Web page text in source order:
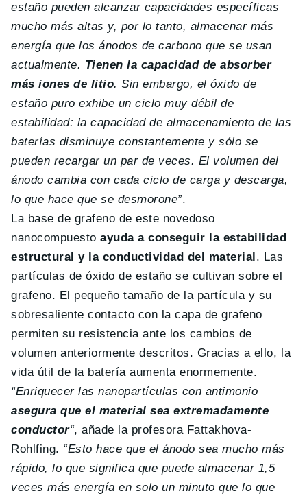
estaño pueden alcanzar capacidades específicas
mucho más altas y, por lo tanto, almacenar más
energía que los ánodos de carbono que se usan
actualmente. Tienen la capacidad de absorber
más iones de litio. Sin embargo, el óxido de
estaño puro exhibe un ciclo muy débil de
estabilidad: la capacidad de almacenamiento de las
baterías disminuye constantemente y sólo se
pueden recargar un par de veces. El volumen del
ánodo cambia con cada ciclo de carga y descarga,
lo que hace que se desmorone”.
La base de grafeno de este novedoso
nanocompuesto ayuda a conseguir la estabilidad
estructural y la conductividad del material . Las
partículas de óxido de estaño se cultivan sobre el
grafeno. El pequeño tamaño de la partícula y su
sobresaliente contacto con la capa de grafeno
permiten su resistencia ante los cambios de
volumen anteriormente descritos. Gracias a ello, la
vida útil de la batería aumenta enormemente.
“Enriquecer las nanopartículas con antimonio
asegura que el material sea extremadamente
conductor“, añade la profesora Fattakhova-
Rohlfing. “Esto hace que el ánodo sea mucho más
rápido, lo que significa que puede almacenar 1,5
veces más energía en solo un minuto que lo que